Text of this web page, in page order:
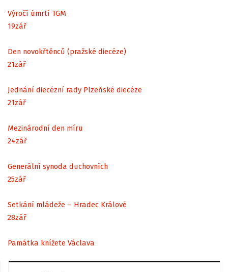
Výročí úmrtí TGM
19zář
Den novokřtěnců (pražské diecéze)
21zář
Jednání diecézní rady Plzeňské diecéze
21zář
Mezinárodní den míru
24zář
Generální synoda duchovních
25zář
Setkání mládeže – Hradec Králové
28zář
Památka knížete Václava